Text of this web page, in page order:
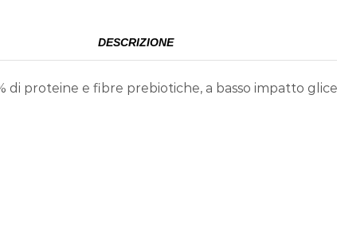
DESCRIZIONE
proteine e fibre prebiotiche, a basso impatto